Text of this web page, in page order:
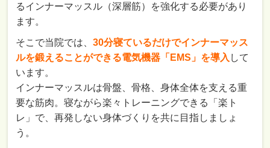
るインナーマッスル（深層筋）を強化する必要があり
ます。
そこで当院では、30分寝ているだけでインナーマッス
ルを鍛えることができる電気機器「EMS」を導入 して
います。
インナーマッスルは骨盤、骨格、身体全体を支える重
要な筋肉。寝ながら楽々トレーニングできる「楽ト
レ」で、再発しない身体づくりを共に目指しましょ
う。